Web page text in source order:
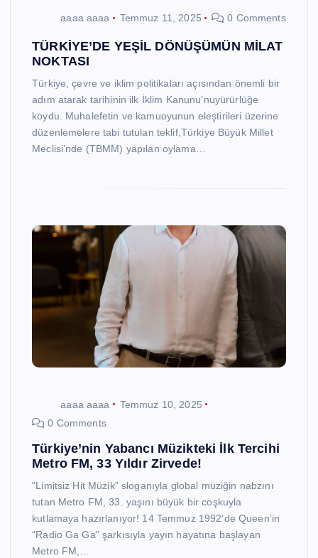
aaaa aaaa Temmuz 11, 2025 0 Comments
TÜRKİYE’DE YEŞİL DÖNÜŞÜMÜN MİLAT
NOKTASI
Türkiye, çevre ve iklim politikaları açısından önemli bir
adım atarak tarihinin ilk İklim Kanunu’nuyürürlüğe
koydu. Muhalefetin ve kamuoyunun eleştirileri üzerine
düzenlemelere tabi tutulan teklif,Türkiye Büyük Millet
Meclisi’nde (TBMM) yapılan oylama…
aaaa aaaa
Temmuz 10, 2025
0 Comments
Türkiye’nin Yabancı Müzikteki İlk Tercihi
Metro FM, 33 Yıldır Zirvede!
“Limitsiz Hit Müzik” sloganıyla global müziğin nabzını
tutan Metro FM, 33. yaşını büyük bir coşkuyla
kutlamaya hazırlanıyor! 14 Temmuz 1992’de Queen’in
“Radio Ga Ga” şarkısıyla yayın hayatına başlayan
Metro FM,…